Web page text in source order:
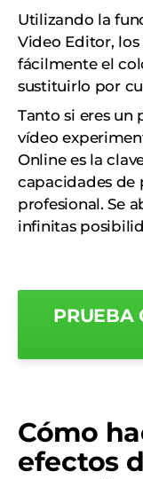
Utilizando la
Video Editor,
fácilmente el
sustituirlo por
Tanto si eres
vídeo
Online es la
capacidades de
profesional. Se
infinitas
PRUEBA
Cómo
efectos